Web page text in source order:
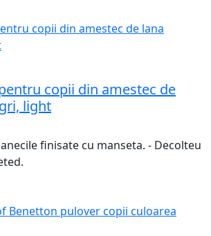
copii din amestec de
light
finisate cu manseta. - Decolteu